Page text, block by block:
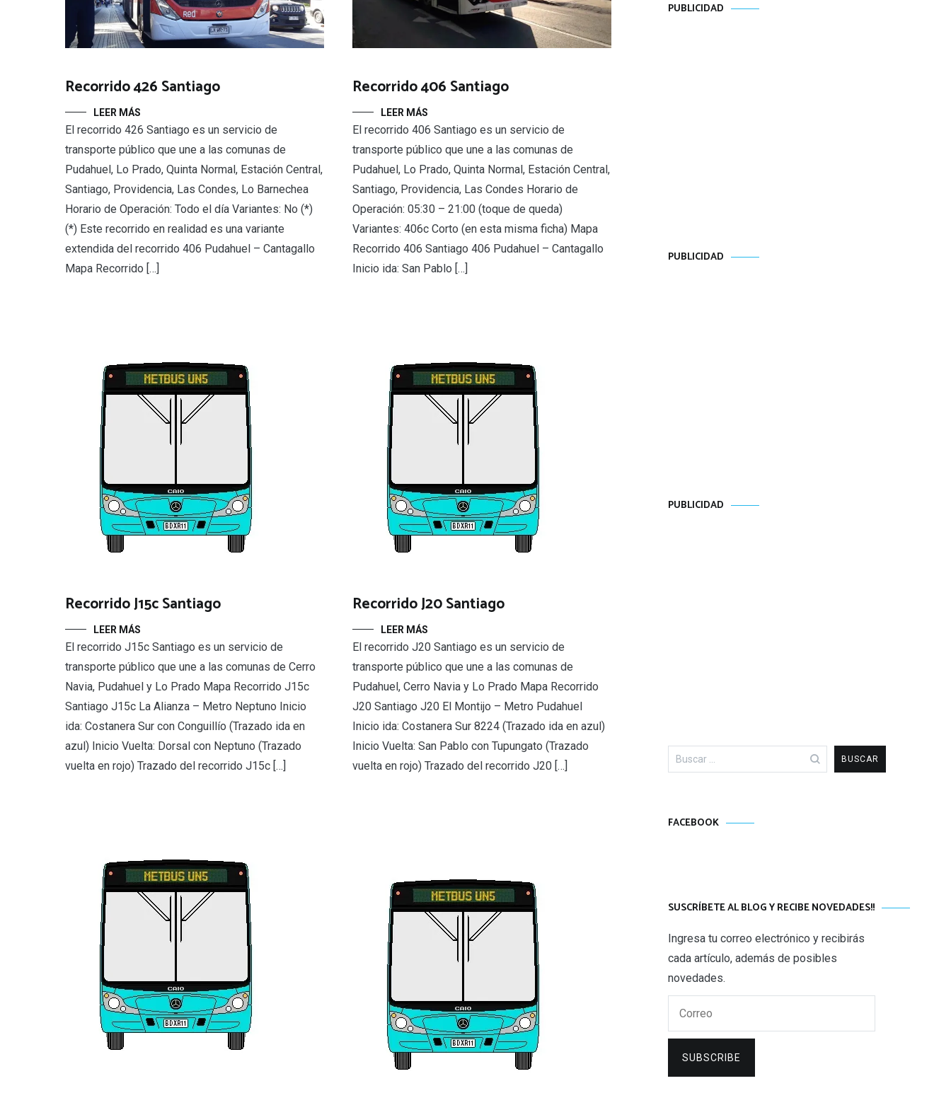
Recorrido 426 Santiago
LEER MÁS
El recorrido 426 Santiago es un servicio de
transporte público que une a las comunas de
Pudahuel, Lo Prado, Quinta Normal, Estación Central,
Santiago, Providencia, Las Condes, Lo Barnechea
Horario de Operación: Todo el día Variantes: No (*)
(*) Este recorrido en realidad es una variante
extendida del recorrido 406 Pudahuel – Cantagallo
Mapa Recorrido […]
Recorrido 406 Santiago
LEER MÁS
El recorrido 406 Santiago es un servicio de
transporte público que une a las comunas de
Pudahuel, Lo Prado, Quinta Normal, Estación Central,
Santiago, Providencia, Las Condes Horario de
Operación: 05:30 – 21:00 (toque de queda)
Variantes: 406c Corto (en esta misma ficha) Mapa
Recorrido 406 Santiago 406 Pudahuel – Cantagallo
Inicio ida: San Pablo […]
Recorrido J15c Santiago
LEER MÁS
El recorrido J15c Santiago es un servicio de
transporte público que une a las comunas de Cerro
Navia, Pudahuel y Lo Prado Mapa Recorrido J15c
Santiago J15c La Alianza – Metro Neptuno Inicio
ida: Costanera Sur con Conguillío (Trazado ida en
azul) Inicio Vuelta: Dorsal con Neptuno (Trazado
vuelta en rojo) Trazado del recorrido J15c […]
Recorrido J20 Santiago
LEER MÁS
El recorrido J20 Santiago es un servicio de
transporte público que une a las comunas de
Pudahuel, Cerro Navia y Lo Prado Mapa Recorrido
J20 Santiago J20 El Montijo – Metro Pudahuel
Inicio ida: Costanera Sur 8224 (Trazado ida en azul)
Inicio Vuelta: San Pablo con Tupungato (Trazado
vuelta en rojo) Trazado del recorrido J20 […]
PUBLICIDAD
PUBLICIDAD
PUBLICIDAD
Buscar:
FACEBOOK
SUSCRÍBETE AL BLOG Y RECIBE NOVEDADES!!
Ingresa tu correo electrónico y recibirás
cada artículo, además de posibles
novedades.
SUBSCRIBE